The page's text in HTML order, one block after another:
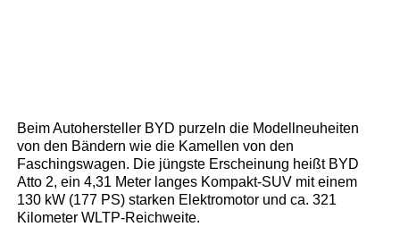
Beim Autohersteller BYD purzeln die Modellneuheiten
von den Bändern wie die Kamellen von den
Faschingswagen. Die jüngste Erscheinung heißt BYD
Atto 2, ein 4,31 Meter langes Kompakt-SUV mit einem
130 kW (177 PS) starken Elektromotor und ca. 321
Kilometer WLTP-Reichweite.